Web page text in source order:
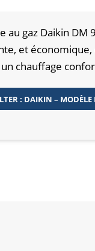
au gaz Daikin DM
et économique,
chauffage
: DAIKIN – MODÈLE